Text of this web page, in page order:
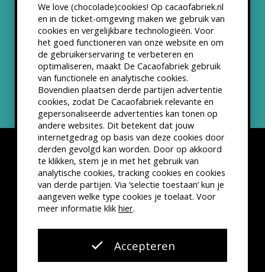
We love (chocolade)cookies! Op cacaofabriek.nl
en in de ticket-omgeving maken we gebruik van
cookies en vergelijkbare technologieën. Voor
het goed functioneren van onze website en om
de gebruikerservaring te verbeteren en
optimaliseren, maakt De Cacaofabriek gebruik
van functionele en analytische cookies.
Bovendien plaatsen derde partijen advertentie
cookies, zodat De Cacaofabriek relevante en
gepersonaliseerde advertenties kan tonen op
andere websites. Dit betekent dat jouw
internetgedrag op basis van deze cookies door
derden gevolgd kan worden. Door op akkoord
te klikken, stem je in met het gebruik van
analytische cookies, tracking cookies en cookies
van derde partijen. Via ‘selectie toestaan’ kun je
aangeven welke type cookies je toelaat. Voor
meer informatie klik hier.
Accepteren
Partners & Samenwerkingen
ANBI status
Nieuwsbrief
Disclaimer Privacyverklaring
Kleine lettertjes
VSCD Bezoekersvoorwaarden
Website doorThe Cre8ion.Lab